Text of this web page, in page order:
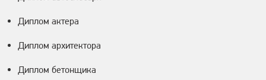
Диплом актера
Диплом архитектора
Диплом бетонщика